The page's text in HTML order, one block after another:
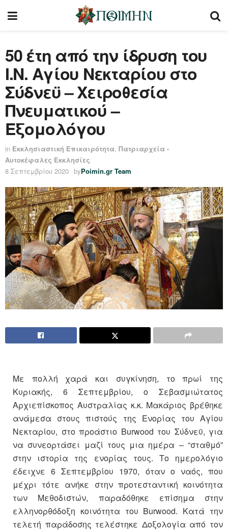
50 έτη από την ίδρυση του
Ι.Ν. Αγίου Νεκταρίου στο
Σύδνεϋ – Χειροθεσία
Πνευματικού –
Εξομολόγου
in Εκκλησιαστική Επικαιρότητα, Πατριαρχεία -
Αυτοκέφαλες Εκκλησίες
8 Σεπτεμβρίου 2020 byPoimin.gr Team
Με πολλή χαρά και συγκίνηση, το πρωί της
Κυριακής, 6 Σεπτεμβρίου, ο Σεβασμιώτατος
Αρχιεπίσκοπος Αυστραλίας κ.κ. Μακάριος βρέθηκε
ανάμεσα στους πιστούς της Ενορίας του Αγίου
Νεκταρίου, στο προάστιο Burwood του Σύδνεϋ, για
να συνεορτάσει μαζί τους μια ημέρα – “σταθμό”
στην ιστορία της ενορίας τους. Το ημερολόγιο
έδειχνε 6 Σεπτεμβρίου 1970, όταν ο ναός, που
μέχρι τότε ανήκε στην προτεσταντική κοινότητα
των Μεθοδιστών, παραδόθηκε επίσημα στην
ελληνορθόδοξη κοινότητα του Burwood. Κατά την
τελετή παράδοσης τελέστηκε Δοξολογία από τον